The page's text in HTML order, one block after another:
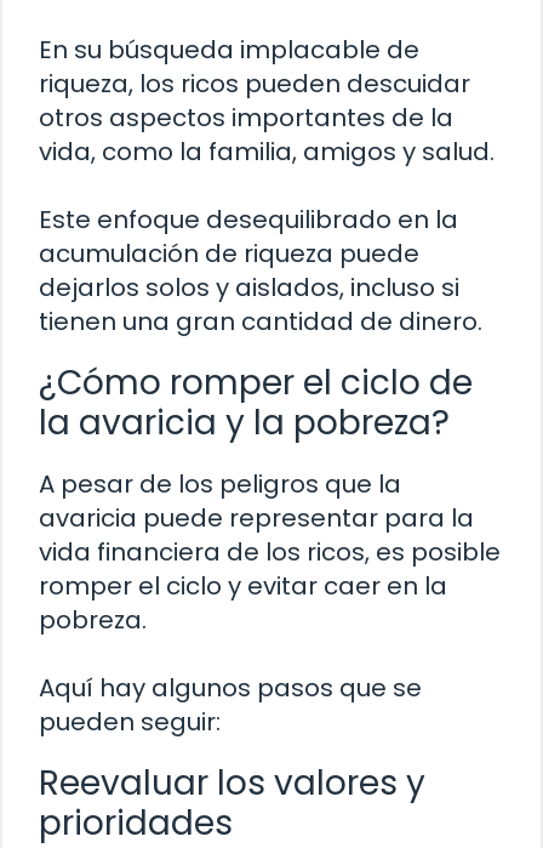
En su búsqueda implacable de
riqueza, los ricos pueden descuidar
otros aspectos importantes de la
vida, como la familia, amigos y salud.
Este enfoque desequilibrado en la
acumulación de riqueza puede
dejarlos solos y aislados, incluso si
tienen una gran cantidad de dinero.
¿Cómo romper el ciclo de
la avaricia y la pobreza?
A pesar de los peligros que la
avaricia puede representar para la
vida financiera de los ricos, es posible
romper el ciclo y evitar caer en la
pobreza.
Aquí hay algunos pasos que se
pueden seguir:
Reevaluar los valores y
prioridades